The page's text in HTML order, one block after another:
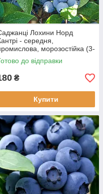
Лохини Норд
- середня,
морозостійка (3-
річна) С2до відправки
₴
Купити